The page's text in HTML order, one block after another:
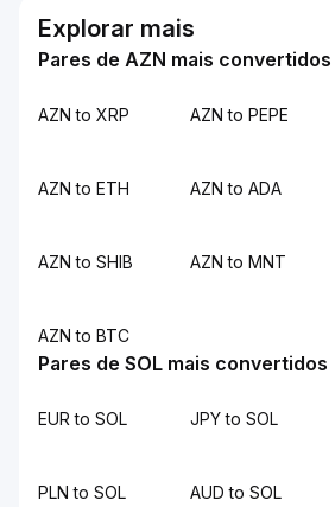
Explorar mais
Pares de AZN mais convertidos
AZN to XRP AZN to PEPE
AZN to ETH AZN to ADA
AZN to SHIB AZN to MNT
AZN to BTC
Pares de SOL mais convertidos
EUR to SOL JPY to SOL
PLN to SOL AUD to SOL